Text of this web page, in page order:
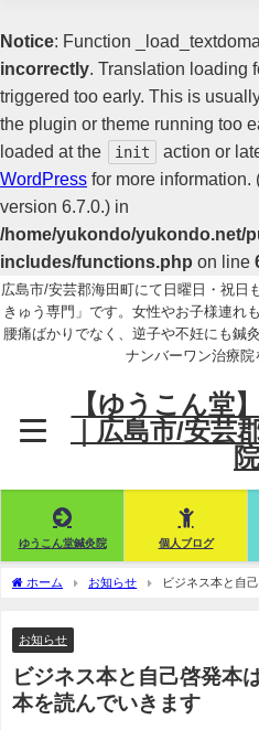
Notice: Function
incorrectly . Translation loading
triggered too early. This is
the plugin or theme running too
loaded at the
init action or
WordPress for more information.
version 6.7.0.) in
/home/yukondo/yukondo.net/
includes/functions.php on line
広島市/安芸郡海田町にて日曜日・祝日
きゅう専門」です。女性やお子様連れ
腰痛ばかりでなく、逆子や不妊にも鍼
ナンバーワン治療院
【ゆうこん堂
｜広島市/安芸
院
ゆうこん堂鍼灸院 個人ブログ
ホーム お知らせ
ビジネス本と自
お知らせ
ビジネス本と自己啓発本
本を読んでいきます